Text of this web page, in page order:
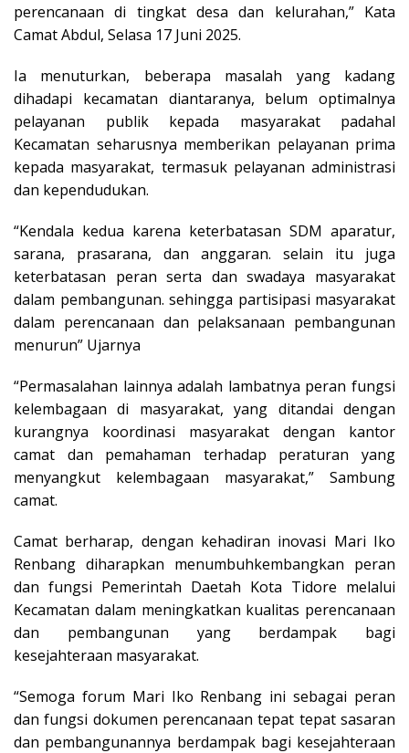
perencanaan di tingkat desa dan kelurahan,” Kata
Camat Abdul, Selasa 17 Juni 2025.
Ia menuturkan, beberapa masalah yang kadang
dihadapi kecamatan diantaranya, belum optimalnya
pelayanan publik kepada masyarakat padahal
Kecamatan seharusnya memberikan pelayanan prima
kepada masyarakat, termasuk pelayanan administrasi
dan kependudukan.
“Kendala kedua karena keterbatasan SDM aparatur,
sarana, prasarana, dan anggaran. selain itu juga
keterbatasan peran serta dan swadaya masyarakat
dalam pembangunan. sehingga partisipasi masyarakat
dalam perencanaan dan pelaksanaan pembangunan
menurun” Ujarnya
“Permasalahan lainnya adalah lambatnya peran fungsi
kelembagaan di masyarakat, yang ditandai dengan
kurangnya koordinasi masyarakat dengan kantor
camat dan pemahaman terhadap peraturan yang
menyangkut kelembagaan masyarakat,” Sambung
camat.
Camat berharap, dengan kehadiran inovasi Mari Iko
Renbang diharapkan menumbuhkembangkan peran
dan fungsi Pemerintah Daetah Kota Tidore melalui
Kecamatan dalam meningkatkan kualitas perencanaan
dan pembangunan yang berdampak bagi
kesejahteraan masyarakat.
“Semoga forum Mari Iko Renbang ini sebagai peran
dan fungsi dokumen perencanaan tepat tepat sasaran
dan pembangunannya berdampak bagi kesejahteraan